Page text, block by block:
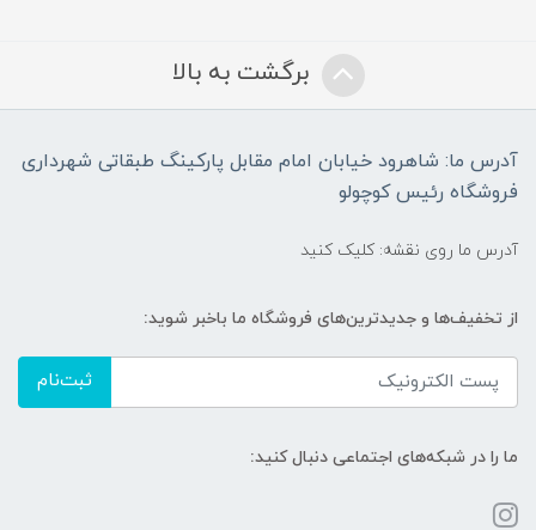
برگشت به بالا
آدرس ما: شاهرود خیابان امام مقابل پارکینگ طبقاتی شهرداری
فروشگاه رئیس کوچولو
آدرس ما روی نقشه: کلیک کنید
از تخفیف‌ها و جدیدترین‌های فروشگاه ما باخبر شوید:
ثبت‌نام
ما را در شبکه‌های اجتماعی دنبال کنید: